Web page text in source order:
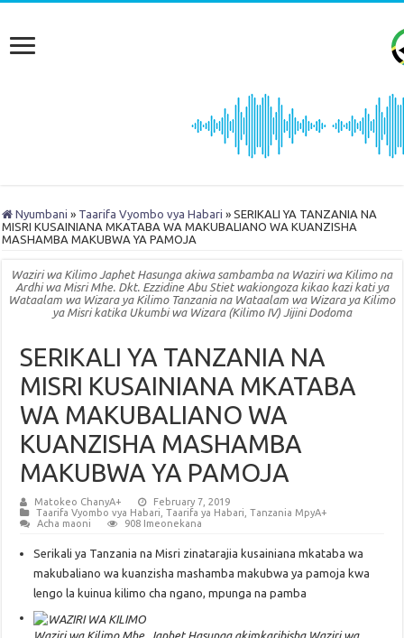
Nyumbani » Taarifa Vyombo vya Habari » SERIKALI YA TANZANIA NA
MISRI KUSAINIANA MKATABA WA MAKUBALIANO WA KUANZISHA
MASHAMBA MAKUBWA YA PAMOJA
Waziri wa Kilimo Japhet Hasunga akiwa sambamba na Waziri wa Kilimo na
Ardhi wa Misri Mhe. Dkt. Ezzidine Abu Stiet wakiongoza kikao kazi kati ya
Wataalam wa Wizara ya Kilimo Tanzania na Wataalam wa Wizara ya Kilimo
ya Misri katika Ukumbi wa Wizara (Kilimo IV) Jijini Dodoma
SERIKALI YA TANZANIA NA
MISRI KUSAINIANA MKATABA
WA MAKUBALIANO WA
KUANZISHA MASHAMBA
MAKUBWA YA PAMOJA
Matokeo ChanyA+
February 7, 2019
Taarifa Vyombo vya Habari ,Taarifa ya Habari ,Tanzania MpyA+
Acha maoni
908 Imeonekana
Serikali ya Tanzania na Misri zinatarajia kusainiana mkataba wa
makubaliano wa kuanzisha mashamba makubwa ya pamoja kwa
lengo la kuinua kilimo cha ngano, mpunga na pamba
Waziri wa Kilimo Mhe. Japhet Hasunga akimkaribisha Waziri wa